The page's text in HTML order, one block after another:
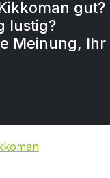
gut?
lustig?
Meinung, Ihr